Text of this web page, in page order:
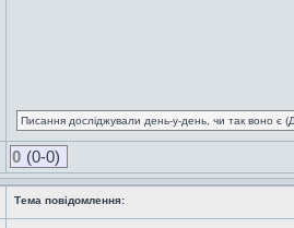
Писання досліджували день-у-день, чи так воно є
0 (0-0)
Тема повідомлення: